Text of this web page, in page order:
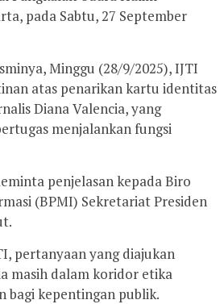
pada Sabtu, 27 September
Minggu (28/9/2025), IJTI
atas penarikan kartu identitas
Diana Valencia, yang
menjalankan fungsi
penjelasan kepada Biro
(BPMI) Sekretariat Presiden
pertanyaan yang diajukan
masih dalam koridor etika
bagi kepentingan publik.